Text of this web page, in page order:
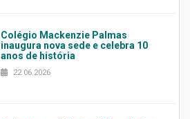
Colégio Mackenzie Palmas
inaugura nova sede e celebra 10
anos de história
22.06.2026